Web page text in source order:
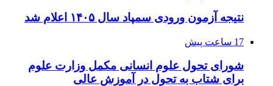
نتیجه آزمون ورودی سمپاد سال ۱۴۰۵ اعلام شد
17 ساعت پیش
شورای تحول علوم انسانی مکمل وزارت علوم
برای شتاب به تحول در آموزش عالی